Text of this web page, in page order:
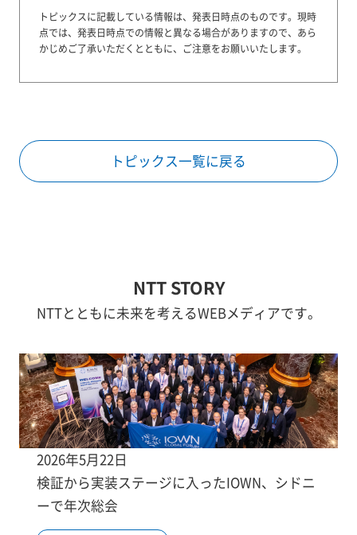
トピックスに記載している情報は、発表日時点のものです。 現時
点では、発表日時点での情報と異なる場合がありますので、あら
かじめご了承いただくとともに、ご注意をお願いいたします。
トピックス一覧に戻る
NTT STORY
NTTとともに未来を考えるWEBメディアです。
2026年5月22日
検証から実装ステージに入ったIOWN、シドニ
ーで年次総会